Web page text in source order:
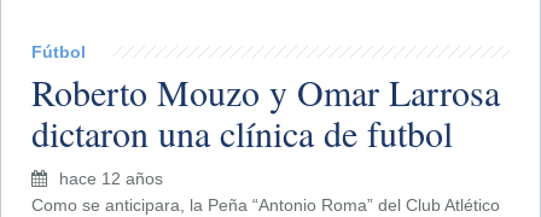
Fútbol
Roberto Mouzo y Omar Larrosa
dictaron una clínica de futbol
hace 12 años
Como se anticipara, la Peña “Antonio Roma” del Club Atlético